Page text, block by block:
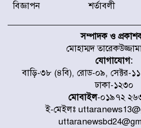
৫৩ নং
স্থাপনের উদ্যোগ
৭ জেলায় ঝোড়ো
শঙ্কা
বগুড়া ও
বিজ্ঞাপন শর্তাবলী
সম্পাদক ও
মোহাম্মদ
যোগাযোগ:
বাড়ি-৩৮ (৪বি), রোড-০৯, সেক্টর-
ঢাকা-১২৩০
মোবাইল-০১৯৭২
ই-মেইলঃ